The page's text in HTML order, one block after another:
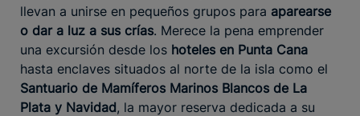
llevan a unirse en pequeños grupos para aparearse
o dar a luz a sus crías. Merece la pena emprender
una excursión desde los hoteles en Punta Cana
hasta enclaves situados al norte de la isla como el
Santuario de Mamíferos Marinos Blancos de La
Plata y Navidad, la mayor reserva dedicada a su